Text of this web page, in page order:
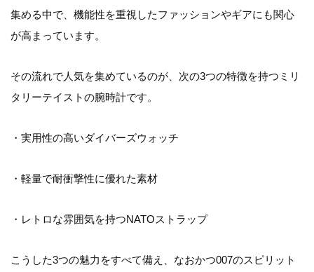
集める中で、機能性を重視したファッションやギアにも関心
が高まっています。
その流れで人気を集めているのが、次の3つの特徴を持つミリ
タリーテイストの腕時計です。
・実用性の高いダイバーズウォッチ
・軽量で耐衝撃性に優れた素材
・レトロな雰囲気を持つNATOストラップ
こうした3つの魅力をすべて備え、なおかつ007のスピリット